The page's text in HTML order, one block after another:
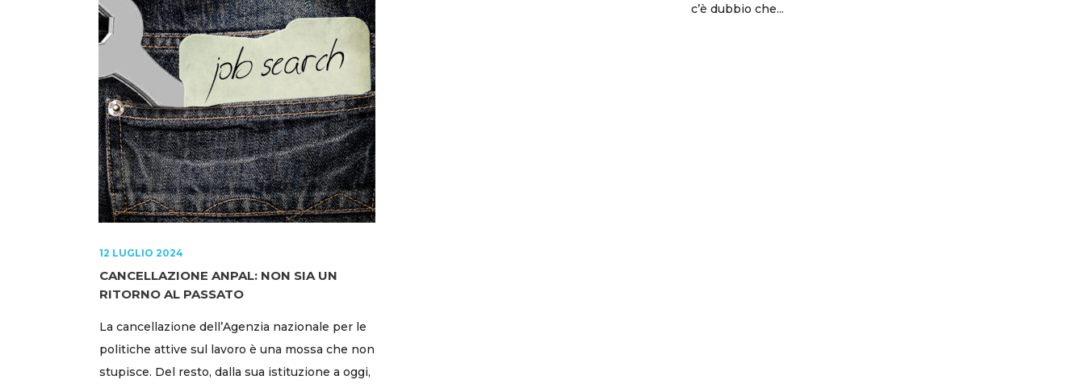
c’è dubbio che...
12 LUGLIO 2024
CANCELLAZIONE ANPAL: NON SIA UN
RITORNO AL PASSATO
La cancellazione dell’Agenzia nazionale per le
politiche attive sul lavoro è una mossa che non
stupisce. Del resto, dalla sua istituzione a oggi,